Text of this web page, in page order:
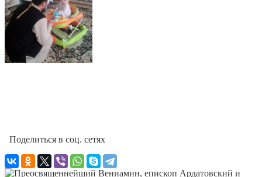
Поделиться в соц. сетях